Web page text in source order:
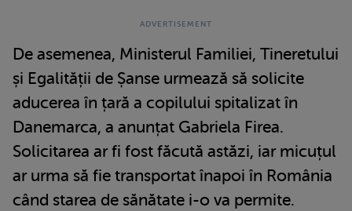
De asemenea, Ministerul Familiei, Tineretului
și Egalității de Șanse urmează să solicite
aducerea în țară a copilului spitalizat în
Danemarca, a anunțat Gabriela Firea.
Solicitarea ar fi fost făcută astăzi, iar micuțul
ar urma să fie transportat înapoi în România
când starea de sănătate i-o va permite.